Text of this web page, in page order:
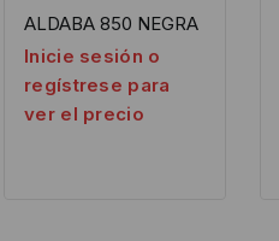
ALDABA 850 NEGRA
Inicie sesión o
regístrese para
ver el precio